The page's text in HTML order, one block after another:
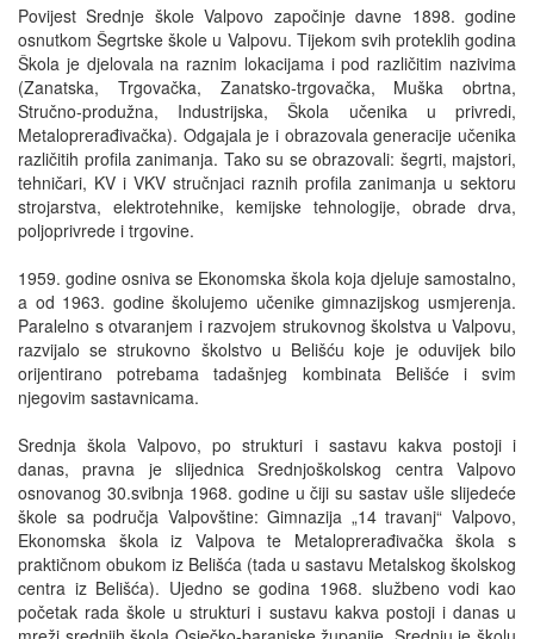
Povijest Srednje škole Valpovo započinje davne 1898. godine
osnutkom Šegrtske škole u Valpovu. Tijekom svih proteklih godina
Škola je djelovala na raznim lokacijama i pod različitim nazivima
(Zanatska, Trgovačka, Zanatsko-trgovačka, Muška obrtna,
Stručno-produžna, Industrijska, Škola učenika u privredi,
Metaloprerađivačka). Odgajala je i obrazovala generacije učenika
različitih profila zanimanja. Tako su se obrazovali: šegrti, majstori,
tehničari, KV i VKV stručnjaci raznih profila zanimanja u sektoru
strojarstva, elektrotehnike, kemijske tehnologije, obrade drva,
poljoprivrede i trgovine.
1959. godine osniva se Ekonomska škola koja djeluje samostalno,
a od 1963. godine školujemo učenike gimnazijskog usmjerenja.
Paralelno s otvaranjem i razvojem strukovnog školstva u Valpovu,
razvijalo se strukovno školstvo u Belišću koje je oduvijek bilo
orijentirano potrebama tadašnjeg kombinata Belišće i svim
njegovim sastavnicama.
Srednja škola Valpovo, po strukturi i sastavu kakva postoji i
danas, pravna je slijednica Srednjoškolskog centra Valpovo
osnovanog 30.svibnja 1968. godine u čiji su sastav ušle slijedeće
škole sa područja Valpovštine: Gimnazija „14 travanj“ Valpovo,
Ekonomska škola iz Valpova te Metaloprerađivačka škola s
praktičnom obukom iz Belišća (tada u sastavu Metalskog školskog
centra iz Belišća). Ujedno se godina 1968. službeno vodi kao
početak rada škole u strukturi i sustavu kakva postoji i danas u